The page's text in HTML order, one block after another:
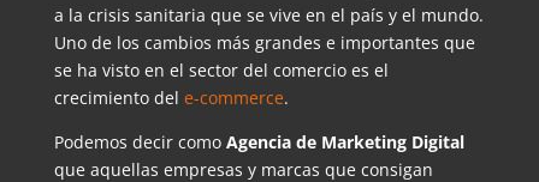
a la crisis sanitaria que se vive en el país y el mundo.
Uno de los cambios más grandes e importantes que
se ha visto en el sector del comercio es el
crecimiento del e-commerce.
Podemos decir como Agencia de Marketing Digital
que aquellas empresas y marcas que consigan